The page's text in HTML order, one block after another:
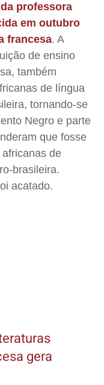
professora
em outubro
francesa. A
de ensino
também
de língua
tornando-se
Negro e parte
que fosse
de
brasileira.
acatado.
gera